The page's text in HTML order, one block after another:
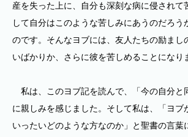
産を失った上に、自分も深刻な病に侵されて
して自分はこのような苦しみにあうのだろ
のです。そんなヨブには、友人たちの励まし
いばかりか、さらに彼を苦しめることになり
私は、このヨブ記を読んで、「今の自分
に親しみを感じました。そして私は、「ヨブ
いったいどのような方なのか」と聖書の言葉